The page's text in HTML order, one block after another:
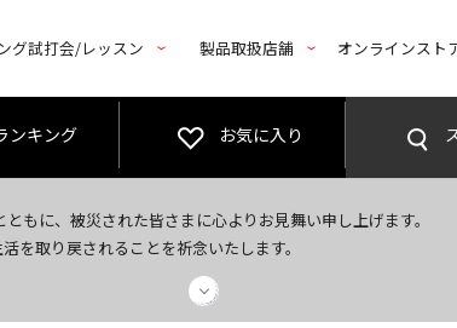
グ試打会/レッスン 製品取扱店舗 オンラインスト
ンキング お気に入り
もに、被災された皆さまに心よりお見舞い申し上げます。
を取り戻されることを祈念いたします。
ーポンプレゼント！